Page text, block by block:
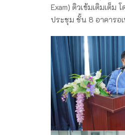
Exam) ติวเข้มเติมเต็
ประชุม ชั้น 8 อาคารอ